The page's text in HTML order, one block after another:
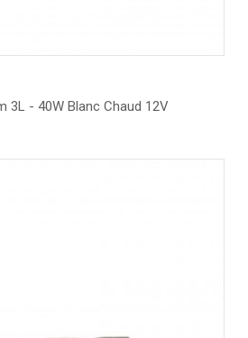
3L - 40W Blanc Chaud 12V